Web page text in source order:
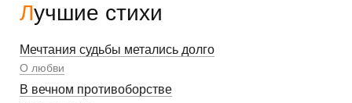
Лучшие стихи
Мечтания судьбы метались долго
О любви
В вечном противоборстве